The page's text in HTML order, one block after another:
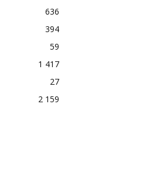
636
394
59
1 417
27
2 159